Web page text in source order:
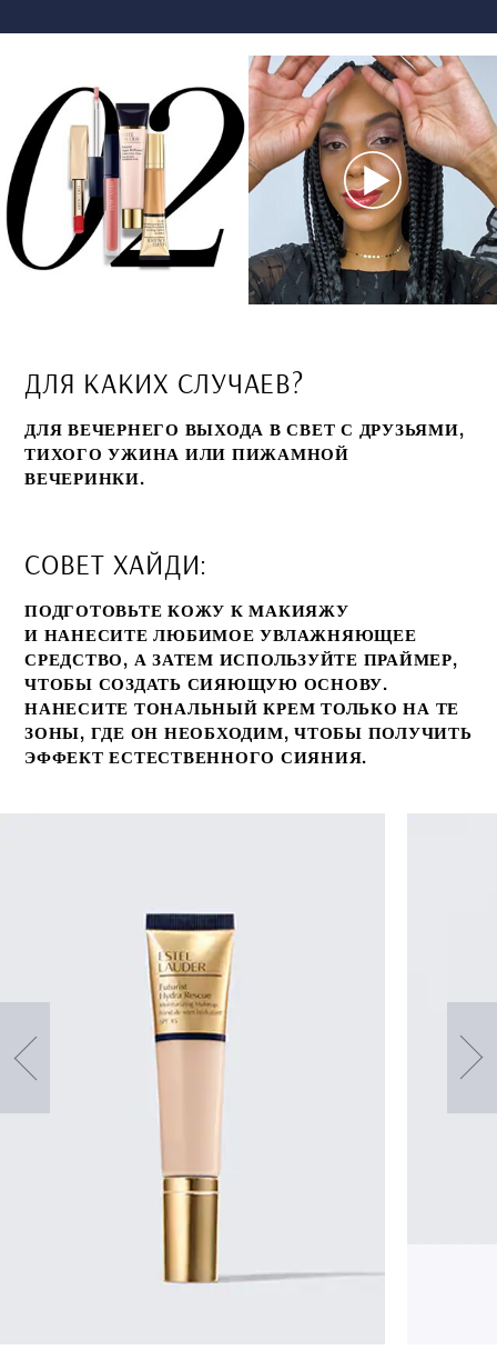
ДЛЯ КАКИХ СЛУЧАЕВ?
ДЛЯ ВЕЧЕРНЕГО ВЫХОДА В СВЕТ С ДРУЗЬЯМИ,
ТИХОГО УЖИНА ИЛИ ПИЖАМНОЙ
ВЕЧЕРИНКИ.
СОВЕТ ХАЙДИ:
ПОДГОТОВЬТЕ КОЖУ К МАКИЯЖУ
И НАНЕСИТЕ ЛЮБИМОЕ УВЛАЖНЯЮЩЕЕ
СРЕДСТВО, А ЗАТЕМ ИСПОЛЬЗУЙТЕ ПРАЙМЕР,
ЧТОБЫ СОЗДАТЬ СИЯЮЩУЮ ОСНОВУ.
НАНЕСИТЕ ТОНАЛЬНЫЙ КРЕМ ТОЛЬКО НА ТЕ
ЗОНЫ, ГДЕ ОН НЕОБХОДИМ, ЧТОБЫ ПОЛУЧИТЬ
ЭФФЕКТ ЕСТЕСТВЕННОГО СИЯНИЯ.